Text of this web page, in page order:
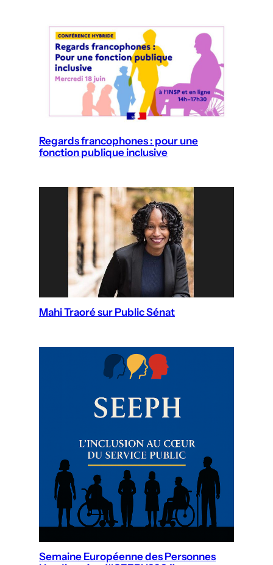
Regards francophones : pour une
fonction publique inclusive
Mahi Traoré sur Public Sénat
Semaine Européenne des Personnes